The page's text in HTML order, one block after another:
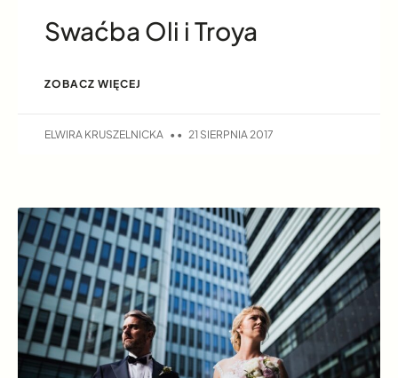
Swaćba Oli i Troya
ZOBACZ WIĘCEJ
ELWIRA KRUSZELNICKA 21 SIERPNIA 2017